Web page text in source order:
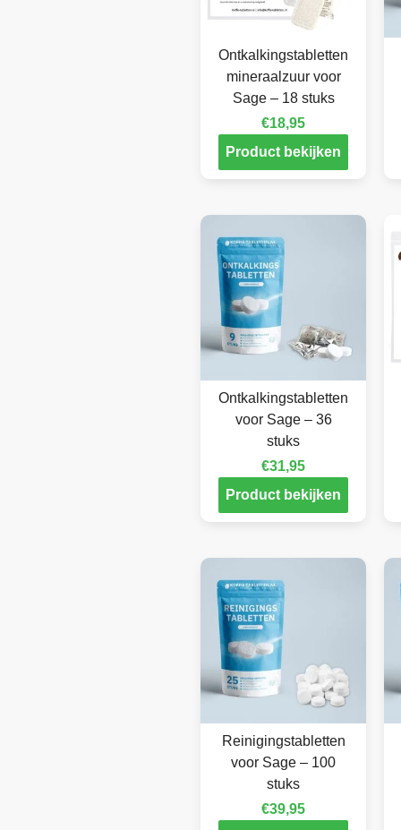
Ontkalkingstabletten
mineraalzuur voor
Sage – 18 stuks
€18,95
Product bekijken
Ontkalkingstabletten
voor Sage – 36
stuks
€31,95
Product bekijken
Reinigingstabletten
voor Sage – 100
stuks
€39,95